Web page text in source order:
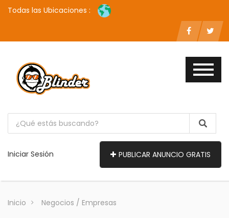
Todas las Ubicaciones :
Iniciar Sesión PUBLICAR ANUNCIO GRATIS
Inicio Negocios / Empresas